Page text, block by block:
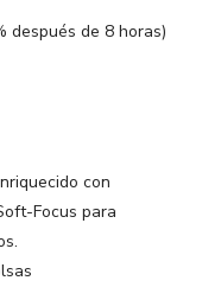
después de 8 horas)
con
Focus para